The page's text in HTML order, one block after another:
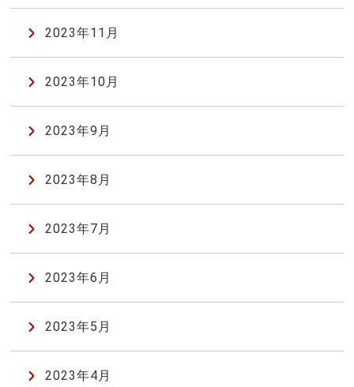
2023年11月
2023年10月
2023年9月
2023年8月
2023年7月
2023年6月
2023年5月
2023年4月